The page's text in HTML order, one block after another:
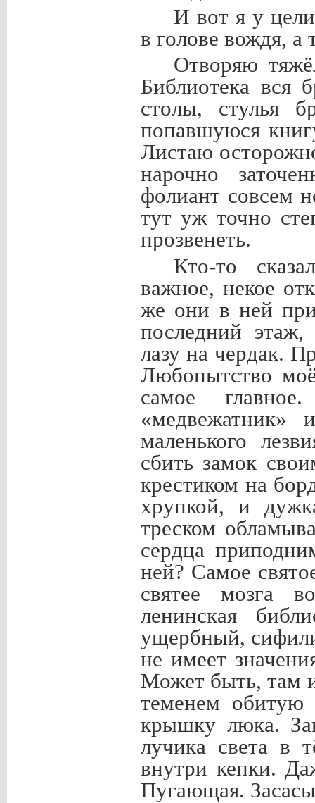
И вот я у
в голове вождя, а
Отворяю
Библиотека вся
столы, стулья
попавшуюся
Листаю
нарочно
фолиант совсем
тут уж точно
прозвенеть.
Кто-то
важное, некое
же они в ней
последний этаж,
лазу на чердак.
Любопытство
самое
«медвежатник»
маленького
сбить замок
крестиком на
хрупкой, и
треском
сердца
ней? Самое
святее мозга
ленинская
ущербный,
не имеет
Может быть, там
теменем
крышку люка.
лучика света в
внутри кепки.
Пугающая.